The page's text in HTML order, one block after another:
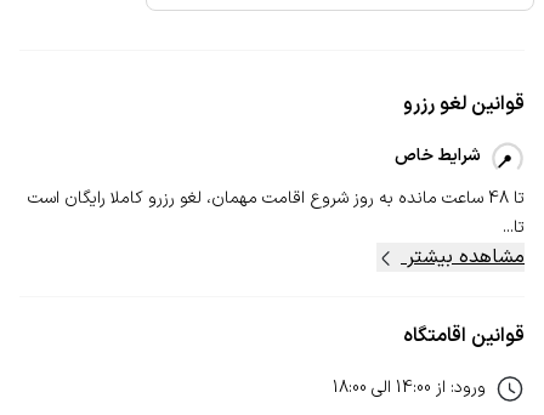
قوانین لغو رزرو
شرایط خاص
تا 48 ساعت مانده به روز شروع اقامت مهمان، لغو رزرو کاملا رایگان است
تا...
مشاهده بیشتر
قوانین اقامتگاه
ورود: از 14:00 الی 18:00